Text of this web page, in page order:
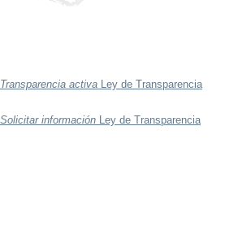
Transparencia activa Ley de Transparencia
Solicitar información Ley de Transparencia